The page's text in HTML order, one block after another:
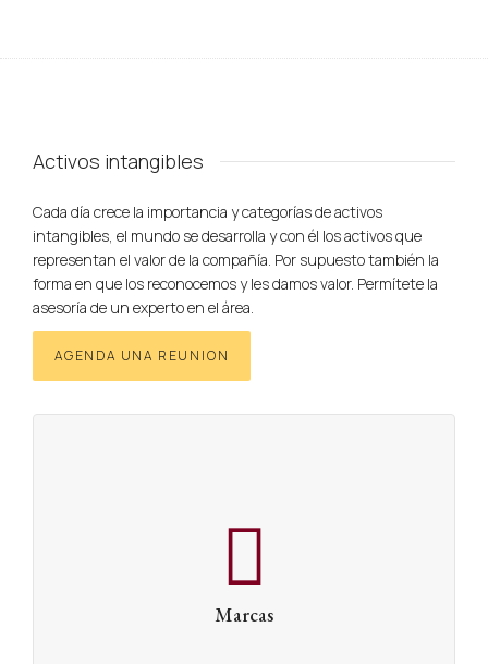
Activos intangibles
Cada día crece la importancia y categorías de activos
intangibles, el mundo se desarrolla y con él los activos que
representan el valor de la compañía. Por supuesto también la
forma en que los reconocemos y les damos valor. Permítete la
asesoría de un experto en el área.
AGENDA UNA REUNION
Marcas
para una estructuración de deuda, como un activo para
la negociación, como base para el valor de una empresa